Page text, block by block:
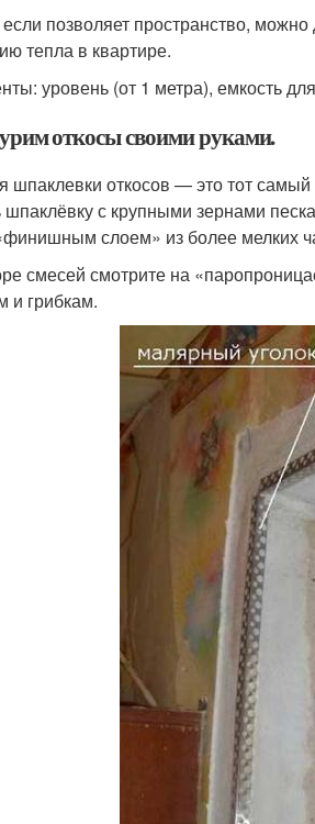
позволяет пространство,
тепла в квартире.
уровень (от 1 метра), емкость
откосы своими руками.
шпаклевки откосов — это тот
с крупными зернами
слоем» из более мелких
смесей смотрите на
и грибкам.